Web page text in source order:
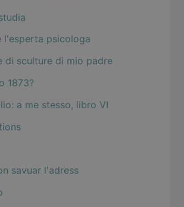
l'esperta psicologa
di sculture di mio padre
1873?
a me stesso, libro VI
savuar l'adress